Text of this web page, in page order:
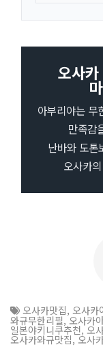
오사
아부리야는 무
만족감
난바와 도톤
오사카
오사카맛집, 오사카
와규무한리필,오사카
일본야키니쿠추천,오
오사카와규맛집,오사